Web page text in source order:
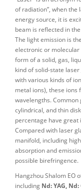
of radiation”, when the
energy source, it is
beam is reflected in
The light emission is
electronic or
form of a solid, gas,
kind of solid-state
with various kinds of
metal ions), these
wavelengths.
cylindrical, and thin
percentage have
Compared with laser
manifold, including
absorption and
possible birefringence.
Hangzhou Shalom EO
including Nd: YAG, Nd: